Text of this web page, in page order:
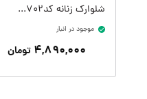
شلوارک زنانه کدW09410-702
موجود در انبار
۴,۸۹۰,۰۰۰ تومان